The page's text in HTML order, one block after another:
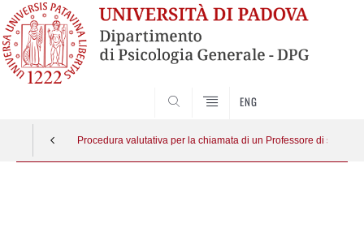
ENG
Procedura valutativa per la chiamata di un Professore di